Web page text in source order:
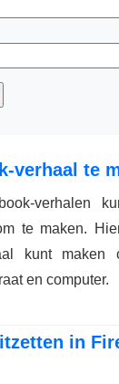
verhaal te
verhalen
te maken.
kunt maken
en computer.
in